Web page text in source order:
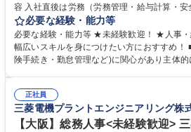
容 入社直後は労務（労務管理・給与計算・
任せいたします。将来は総務・採用・教育業
営を支えるゼネラリストをめざせます。 ・初期業務：労働時間管理、給与
計算、社会保険対応、福利厚生管理、安全衛
します。ご経験に応じて、休職者管理など、
幅広く経験を積みたい意欲がある方に最適な環境です。
務・人事】未経験歓迎/日立グループ/組織運
指す
必要な経験・能力等
必要な経験・能力等 ★未経験歓迎！ ★人事・
幅広いスキルを身につけたい方におすすめ！ ■労務管理(給与計算・社会保
険手続き・勤怠管理など)に関心があり主体
のご経験 ■労務管理（給与計算・社会保険手
■衛生管理者の資格をお持ちの方 学歴・資格 学歴：大学院 大学 高専 短大
専修学校 高校 語学力： 資格：
正社員
三菱電機プラントエンジニアリング株
【大阪】総務人事<未経験歓迎>